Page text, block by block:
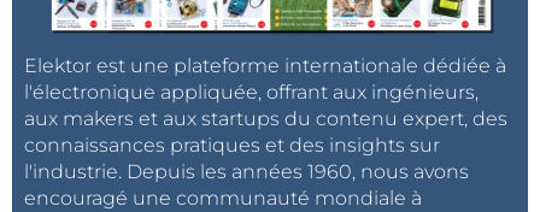
Elektor est une plateforme internationale dédiée à
l'électronique appliquée, offrant aux ingénieurs,
aux makers et aux startups du contenu expert, des
connaissances pratiques et des insights sur
l'industrie. Depuis les années 1960, nous avons
encouragé une communauté mondiale à